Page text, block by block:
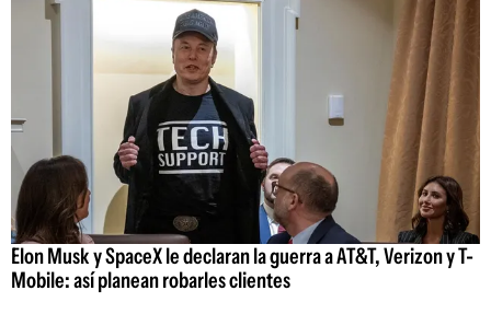
Elon Musk y SpaceX le declaran la guerra a AT&T, Verizon y T-
Mobile: así planean robarles clientes